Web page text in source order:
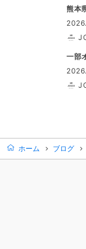
熊本
一部
ホーム ブログ